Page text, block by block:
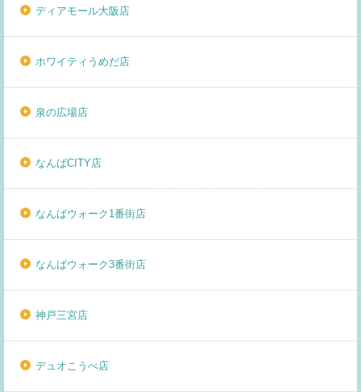
ディアモール大阪店
ホワイティうめだ店
泉の広場店
なんばCITY店
なんばウォーク1番街店
なんばウォーク3番街店
神戸三宮店
デュオこうべ店